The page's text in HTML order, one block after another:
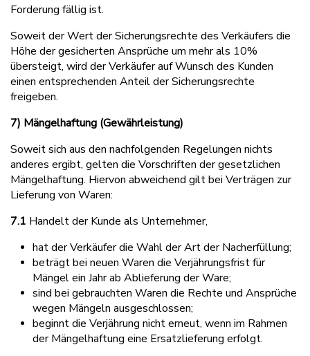
Forderung fällig ist.
Soweit der Wert der Sicherungsrechte des Verkäufers die
Höhe der gesicherten Ansprüche um mehr als 10%
übersteigt, wird der Verkäufer auf Wunsch des Kunden
einen entsprechenden Anteil der Sicherungsrechte
freigeben.
7) Mängelhaftung (Gewährleistung)
Soweit sich aus den nachfolgenden Regelungen nichts
anderes ergibt, gelten die Vorschriften der gesetzlichen
Mängelhaftung. Hiervon abweichend gilt bei Verträgen zur
Lieferung von Waren:
7.1 Handelt der Kunde als Unternehmer,
hat der Verkäufer die Wahl der Art der Nacherfüllung;
beträgt bei neuen Waren die Verjährungsfrist für
Mängel ein Jahr ab Ablieferung der Ware;
sind bei gebrauchten Waren die Rechte und Ansprüche
wegen Mängeln ausgeschlossen;
beginnt die Verjährung nicht erneut, wenn im Rahmen
der Mängelhaftung eine Ersatzlieferung erfolgt.